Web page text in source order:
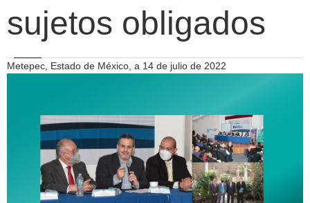
sujetos obligados
Metepec, Estado de México, a 14 de julio de 2022